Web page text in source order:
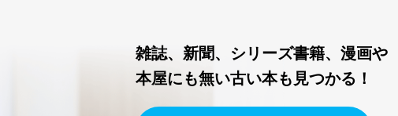
改訂：2025年2月20日
制定：2005年4月1日
株式会社富士山マガジンサービス
雑誌、新聞、シリーズ書籍、漫画や
本屋にも無い古い本も見つかる！